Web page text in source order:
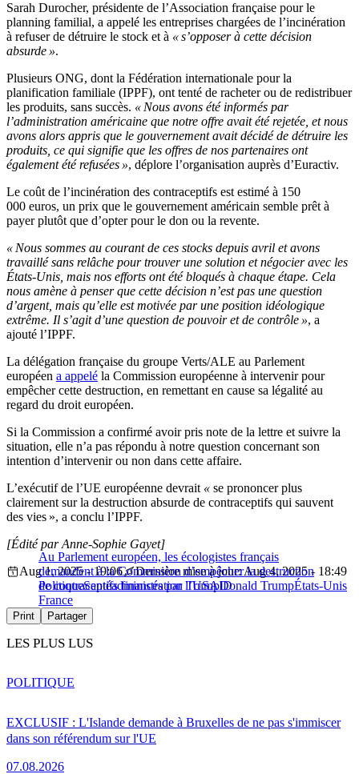
Sarah Durocher, présidente de l’Association française pour le
planning familial, a appelé les entreprises chargées de l’incinération
à refuser de détruire le stock et à « s’opposer à cette décision
absurde ».
Plusieurs ONG, dont la Fédération internationale pour la
planification familiale (IPPF), ont tenté de racheter ou de redistribuer
les produits, sans succès. « Nous avons été informés par
l’administration américaine que notre offre avait été rejetée, et nous
avons alors appris que le gouvernement avait décidé de détruire les
produits, ce qui signifie que les offres de nos partenaires ont
également été refusées », déplore l’organisation auprès d’Euractiv.
Le coût de l’incinération des contraceptifs est estimé à 150
000 euros, un prix que le gouvernement américain semble prêt à
payer plutôt que d’opter pour le don ou la revente.
« Nous sommes au courant de ces stocks depuis avril et avons
travaillé sans relâche pour trouver une solution et négocier avec les
États-Unis, mais nos efforts ont été bloqués à chaque étape. Cela
nous amène à penser que cette décision n’est pas une question
d’argent, mais qu’elle est motivée par une position idéologique
extrême. Il s’agit d’une question de pouvoir et de contrôle », a
ajouté l’IPPF.
La délégation française du groupe Verts/ALE au Parlement
européen a appelé la Commission européenne à intervenir pour
empêcher cette destruction, en remettant en cause sa légalité au
regard du droit européen.
Si la Commission a confirmé avoir pris note de la lettre et suivre la
situation, elle n’a pas répondu à notre question concernant son
intention d’intervenir ou non dans cette affaire.
L’exécutif de l’UE européenne devrait « se prononcer plus
clairement sur la destruction absurde de contraceptifs qui sauvent
des vies », a conclu l’IPPF.
Au Parlement européen, les écologistes français
demandent à la Commission d’empêcher la destruction
de contraceptifs financés par l’USAID
[Édité par Anne-Sophie Gayet]
Aug 1, 2025 - 19:06
Dernière mise à jour: Aug 4, 2025 - 18:49
PolitiqueSantéadministration TrumpDonald TrumpÉtats-Unis
France
Print Partager
LES PLUS LUS
EXCLUSIF : L'Islande demande à Bruxelles de ne pas s'immiscer
dans son référendum sur l'UE
07.08.2026
POLITIQUE